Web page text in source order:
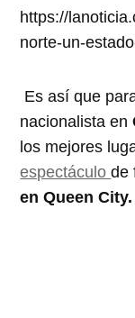
https://
norte-un-
Es así que
nacionalista en
los mejores
espectáculode
en Queen City.